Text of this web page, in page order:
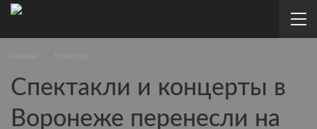
Спектакли и концерты в
Воронеже перенесли на